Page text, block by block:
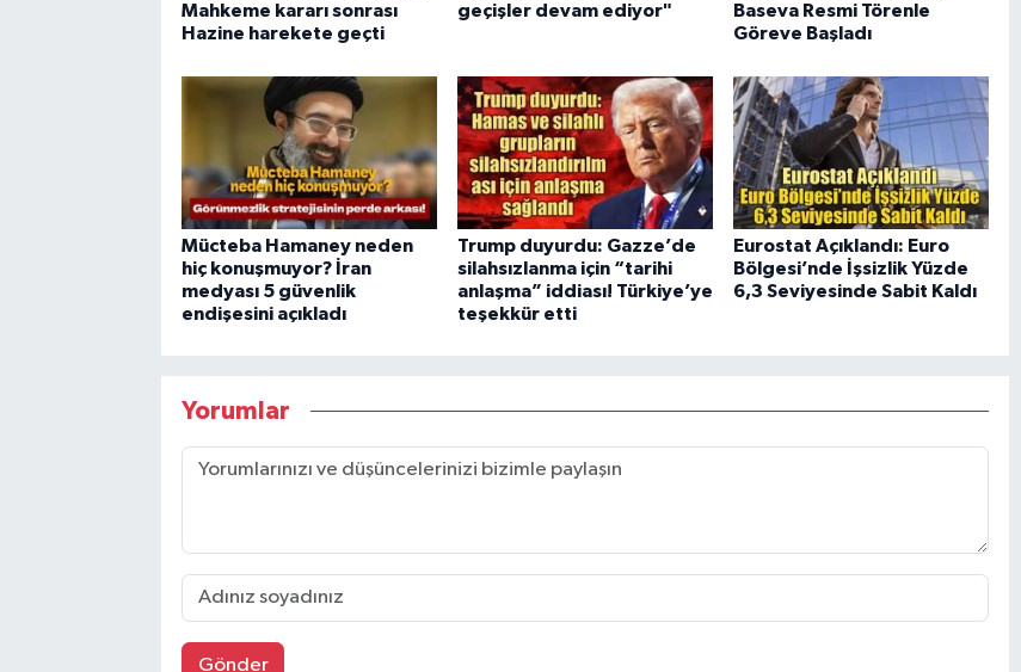
Mahkeme kararı sonrası
Hazine harekete geçti
geçişler devam ediyor"
Baseva Resmi Törenle
Göreve Başladı
Mücteba Hamaney neden
hiç konuşmuyor? İran
medyası 5 güvenlik
endişesini açıkladı
Trump duyurdu: Gazze’de
silahsızlanma için “tarihi
anlaşma” iddiası! Türkiye’ye
teşekkür etti
Eurostat Açıklandı: Euro
Bölgesi’nde İşsizlik Yüzde
6,3 Seviyesinde Sabit Kaldı
Yorumlar
Gönder